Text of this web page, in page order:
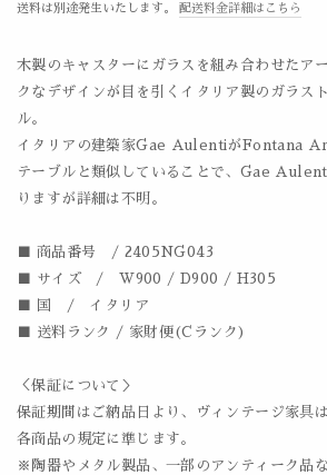
送料は別途発生いたします。 配送料金詳細はこちら
木製のキャスターにガラスを組み合わせたア
クなデザインが目を引くイタリア製のガラス
ル。
イタリアの建築家Gae AulentiがFontana
テーブルと類似していることで、Gae
りますが詳細は不明。
■ 商品番号 / 2405NG043
■ サイズ / W900 / D900 / H305
■ 国 / イタリア
■ 送料ランク / 家財便(Cランク)
＜保証について＞
保証期間はご納品日より、ヴィンテージ家具
各商品の規定に準じます。
※陶器やメタル製品、一部のアンティーク品